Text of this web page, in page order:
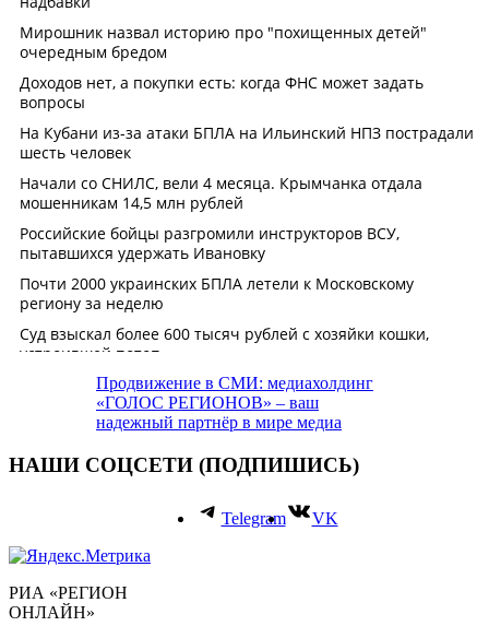
Продвижение в СМИ: медиахолдинг
«ГОЛОС РЕГИОНОВ» – ваш
надежный партнёр в мире медиа
НАШИ СОЦСЕТИ (ПОДПИШИСЬ)
Telegram VK
РИА «РЕГИОН
ОНЛАЙН»